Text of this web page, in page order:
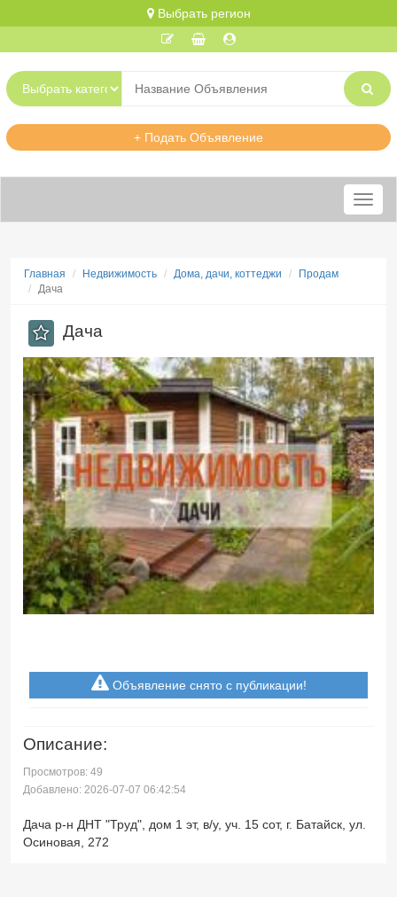
Выбрать регион
+ Подать Объявление
Меню
Главная Недвижимость Дома, дачи, коттеджи
Продам
Дача
Дача
Объявление снято с публикации!
Описание:
Просмотров: 49
Добавлено: 2026-07-07 06:42:54
Дача р-н ДНТ "Труд", дом 1 эт, в/у, уч. 15 сот, г. Батайск, ул.
Осиновая, 272